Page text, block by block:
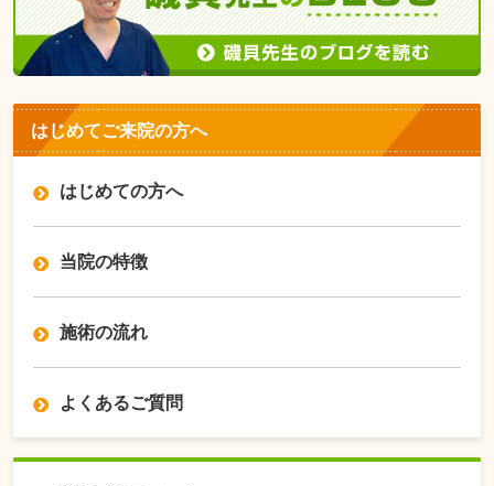
はじめてご来院の方へ
はじめての方へ
当院の特徴
施術の流れ
よくあるご質問